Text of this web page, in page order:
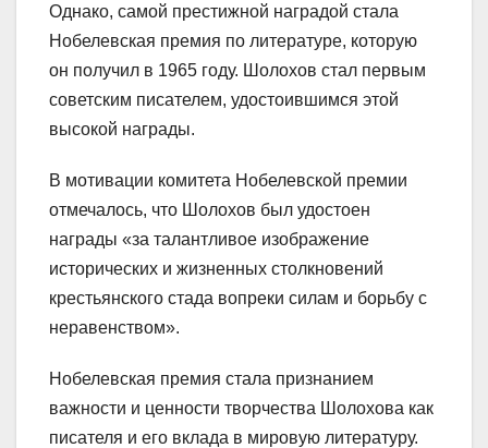
Однако, самой престижной наградой стала
Нобелевская премия по литературе, которую
он получил в 1965 году. Шолохов стал первым
советским писателем, удостоившимся этой
высокой награды.
В мотивации комитета Нобелевской премии
отмечалось, что Шолохов был удостоен
награды «за талантливое изображение
исторических и жизненных столкновений
крестьянского стада вопреки силам и борьбу с
неравенством».
Нобелевская премия стала признанием
важности и ценности творчества Шолохова как
писателя и его вклада в мировую литературу.